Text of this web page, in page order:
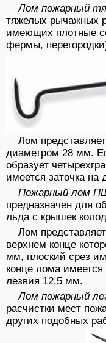
Лом пожарный
тяжелых рычажных
имеющих плотные
фермы,
Лом
диаметром 28 мм.
образует
имеется заточка на
Пожарный лом
предназначен для
льда с крышек
Лом
верхнем конце
мм, плоский срез
конце лома
лезвия 12,5 мм.
Лом пожарный
расчистки мест
других подобных